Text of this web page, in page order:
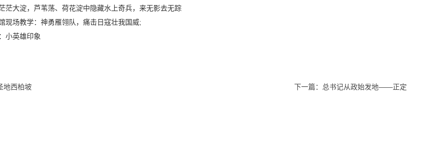
茫大淀，芦苇荡、荷花淀中隐藏水上奇兵，来无影去无踪
现场教学：神勇雁翎队，痛击日寇壮我国威;
小英雄印象
地西柏坡 下一篇： 总书记从政始发地——正定